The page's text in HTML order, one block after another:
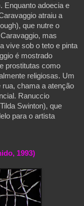
Enquanto adoecia e
atraiu a
que nutre o
mas
vive sob o teto e pinta
é mostrado
prostitutas como
religiosas. Um
chama a atenção
Ranuccio
Swinton), que
para o artista
1993)